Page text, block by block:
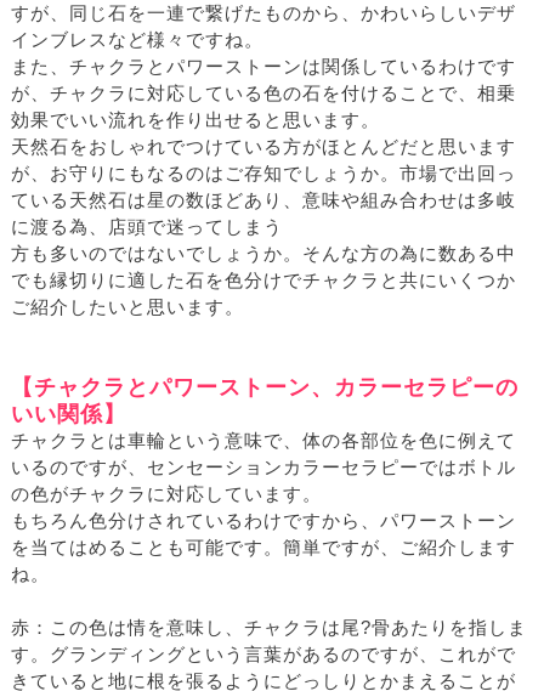
すが、同じ石を一連で繋げたものから、かわいらしいデザ
インブレスなど様々ですね。
また、チャクラとパワーストーンは関係しているわけです
が、チャクラに対応している色の石を付けることで、相乗
効果でいい流れを作り出せると思います。
天然石をおしゃれでつけている方がほとんどだと思います
が、お守りにもなるのはご存知でしょうか。市場で出回っ
ている天然石は星の数ほどあり、意味や組み合わせは多岐
に渡る為、店頭で迷ってしまう
方も多いのではないでしょうか。そんな方の為に数ある中
でも縁切りに適した石を色分けでチャクラと共にいくつか
ご紹介したいと思います。
【チャクラとパワーストーン、カラーセラピーの
いい関係】
チャクラとは車輪という意味で、体の各部位を色に例えて
いるのですが、センセーションカラーセラピーではボトル
の色がチャクラに対応しています。
もちろん色分けされているわけですから、パワーストーン
を当てはめることも可能です。簡単ですが、ご紹介します
ね。
赤：この色は情を意味し、チャクラは尾?骨あたりを指しま
す。グランディングという言葉があるのですが、これがで
きていると地に根を張るようにどっしりとかまえることが